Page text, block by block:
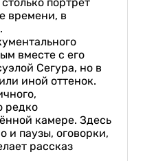
времени, в
вместе с его
Сегура, но в
иной оттенок.
редко
камере. Здесь
и паузы, оговорки,
рассказ